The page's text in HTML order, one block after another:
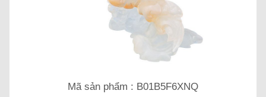
Mã sản phẩm : B01B5F6XNQ